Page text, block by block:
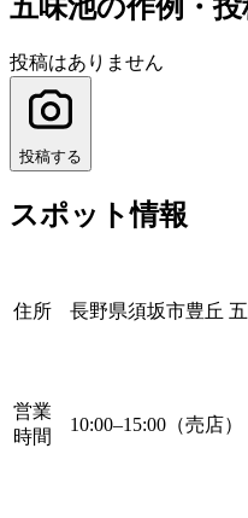
五味池の作例・
投稿はありません
投稿する
スポット情報
住所 長野県須坂市豊丘
営業
時間
10:00–15:00（売店）